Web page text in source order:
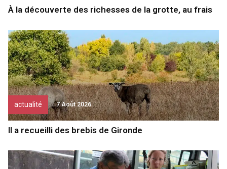
À la découverte des richesses de la grotte, au frais
actualité 7 Août 2026
Il a recueilli des brebis de Gironde